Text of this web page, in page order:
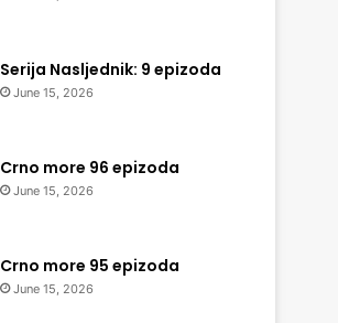
Serija Nasljednik: 9 epizoda
June 15, 2026
Crno more 96 epizoda
June 15, 2026
Crno more 95 epizoda
June 15, 2026